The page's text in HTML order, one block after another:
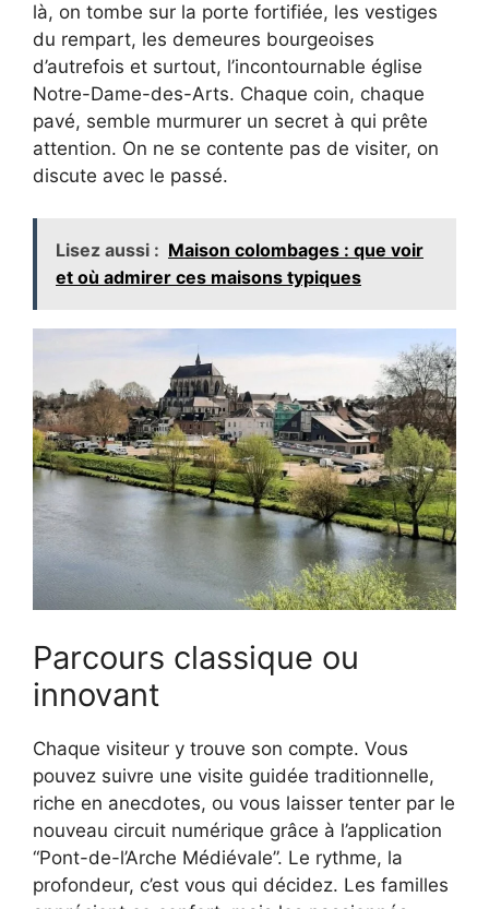
là, on tombe sur la porte fortifiée, les vestiges
du rempart, les demeures bourgeoises
d’autrefois et surtout, l’incontournable église
Notre-Dame-des-Arts. Chaque coin, chaque
pavé, semble murmurer un secret à qui prête
attention. On ne se contente pas de visiter, on
discute avec le passé.
Lisez aussi : Maison colombages : que voir
et où admirer ces maisons typiques
Parcours classique ou
innovant
Chaque visiteur y trouve son compte. Vous
pouvez suivre une visite guidée traditionnelle,
riche en anecdotes, ou vous laisser tenter par le
nouveau circuit numérique grâce à l’application
“Pont-de-l’Arche Médiévale”. Le rythme, la
profondeur, c’est vous qui décidez. Les familles